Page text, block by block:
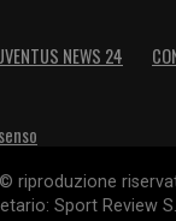
NEWS 24
riproduzione
Sport Review